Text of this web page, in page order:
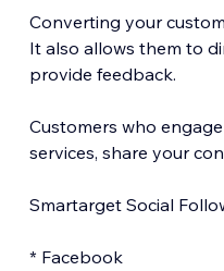
Converting your
It also allows them to
provide feedback.
Customers who
services, share your
Smartarget Social
* Facebook